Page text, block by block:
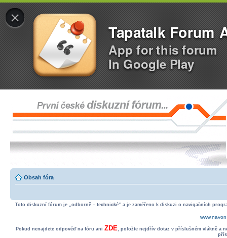
×
Tapatalk Forum
App for this forum
In Google Play
Obsah fóra
Toto diskuzní fórum je „odborně – technické“ a je zaměřeno k diskuzi o navigačních
Pokud nenajdete odpověď na fóru ani ZDE, položte nejdřív dotaz v příslušném vlákně a